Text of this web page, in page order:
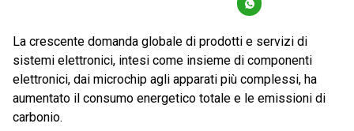
La crescente domanda globale di prodotti e servizi di
sistemi elettronici, intesi come insieme di componenti
elettronici, dai microchip agli apparati più complessi, ha
aumentato il consumo energetico totale e le emissioni di
carbonio.